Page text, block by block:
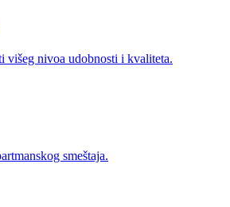
višeg nivoa udobnosti i kvaliteta.
smeštaja.